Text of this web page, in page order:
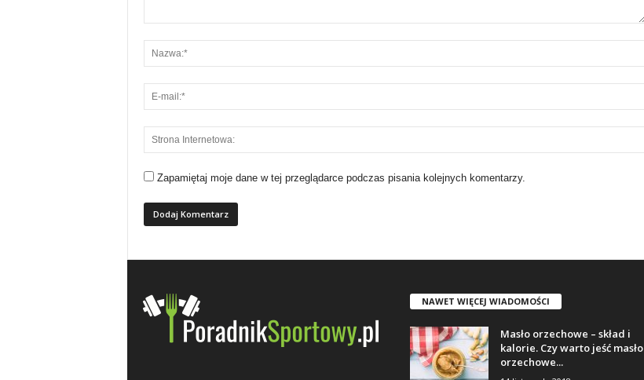
Zapamiętaj moje dane w tej przeglądarce podczas pisania kolejnych komentarzy.
NAWET WIĘCEJ WIADOMOŚCI
Masło orzechowe – skład i
kalorie. Czy warto jeść masło
orzechowe...